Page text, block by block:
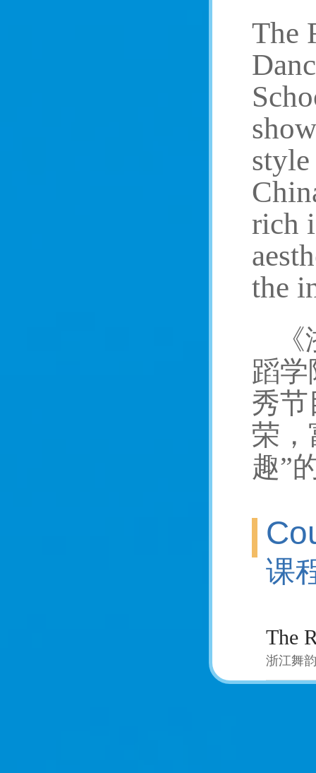
The
style
rich
the
蹈
秀节
荣，
趣”
课
浙江舞